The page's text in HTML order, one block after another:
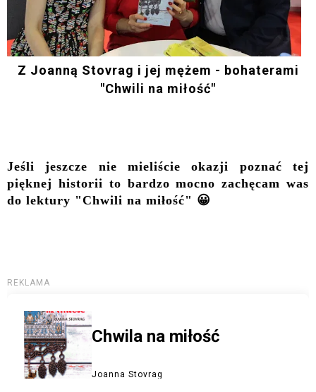
Z Joanną Stovrag i jej mężem - bohaterami
"Chwili na miłość"
Jeśli jeszcze nie mieliście okazji poznać tej
pięknej historii to bardzo mocno zachęcam was
do lektury "Chwili na miłość" 😀